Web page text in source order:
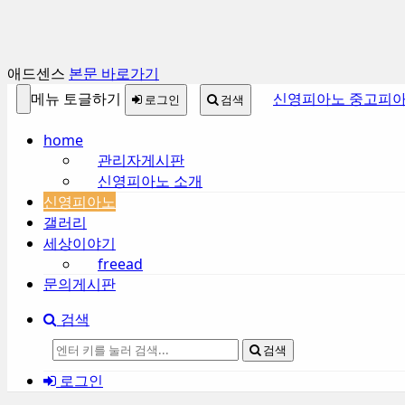
애드센스 본문 바로가기
메뉴 토글하기
로그인 검색 신영피아노 중고피
home
관리자게시판
신영피아노 소개
신영피아노
갤러리
세상이야기
freead
문의게시판
검색
검색
로그인